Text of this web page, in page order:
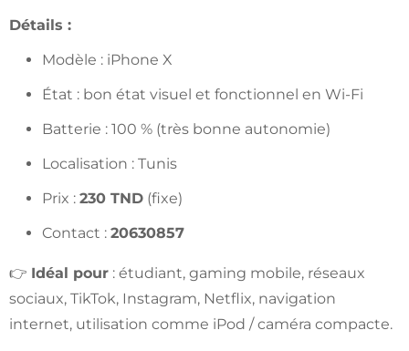
Détails :
Modèle : iPhone X
État : bon état visuel et fonctionnel en Wi-Fi
Batterie : 100 % (très bonne autonomie)
Localisation : Tunis
Prix : 230 TND (fixe)
Contact : 20630857
👉 Idéal pour : étudiant, gaming mobile, réseaux
sociaux, TikTok, Instagram, Netflix, navigation
internet, utilisation comme iPod / caméra compacte.